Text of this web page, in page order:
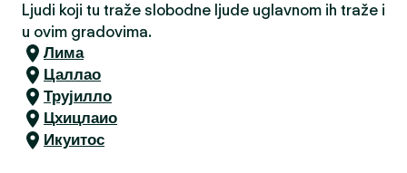
Ljudi koji tu traže slobodne ljude uglavnom ih traže i
u ovim gradovima.
Лима
Цаллао
Трујилло
Цхицлаио
Икуитос